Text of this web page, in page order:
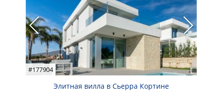
#177904
Элитная вилла в Сьерра Кортине